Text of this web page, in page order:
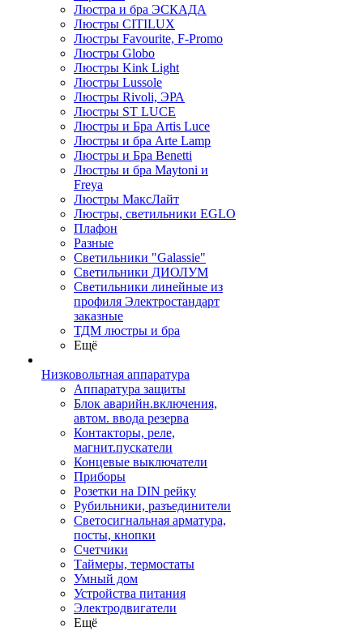
Люстра и бра ЭСКАДА
Люстры CITILUX
Люстры Favourite, F-Promo
Люстры Globo
Люстры Kink Light
Люстры Lussole
Люстры Rivoli, ЭРА
Люстры ST LUCE
Люстры и Бра Artis Luce
Люстры и бра Arte Lamp
Люстры и Бра Benetti
Люстры и бра Maytoni и
Freya
Люстры МаксЛайт
Люстры, светильники EGLO
Плафон
Разные
Светильники "Galassie"
Светильники ДИОЛУМ
Светильники линейные из
профиля Электростандарт
заказные
ТДМ люстры и бра
Ещё
Низковольтная аппаратура
Аппаратура защиты
Блок аварийн.включения,
автом. ввода резерва
Контакторы, реле,
магнит.пускатели
Концевые выключатели
Приборы
Розетки на DIN рейку
Рубильники, разъединители
Светосигнальная арматура,
посты, кнопки
Счетчики
Таймеры, термостаты
Умный дом
Устройства питания
Электродвигатели
Ещё